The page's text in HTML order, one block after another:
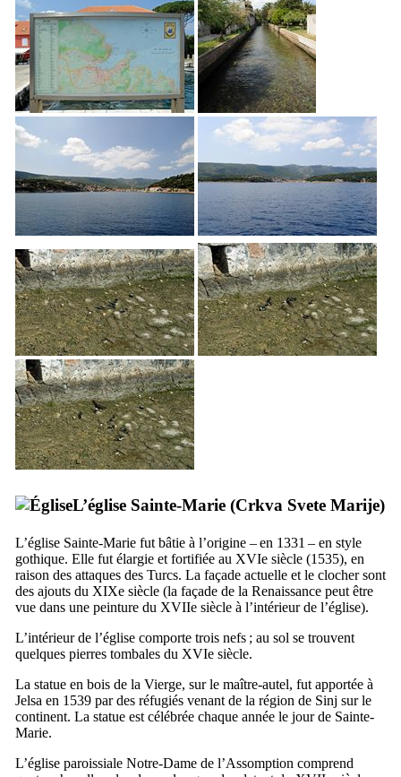
L’église Sainte-Marie (Crkva Svete Marije)
L’église Sainte-Marie fut bâtie à l’origine – en 1331 – en style
gothique. Elle fut élargie et fortifiée au XVIe siècle (1535), en
raison des attaques des Turcs. La façade actuelle et le clocher sont
des ajouts du XIXe siècle (la façade de la Renaissance peut être
vue dans une peinture du XVIIe siècle à l’intérieur de l’église).
L’intérieur de l’église comporte trois nefs ; au sol se trouvent
quelques pierres tombales du XVIe siècle.
La statue en bois de la Vierge, sur le maître-autel, fut apportée à
Jelsa en 1539 par des réfugiés venant de la région de Sinj sur le
continent. La statue est célébrée chaque année le jour de Sainte-
Marie.
L’église paroissiale Notre-Dame de l’Assomption comprend